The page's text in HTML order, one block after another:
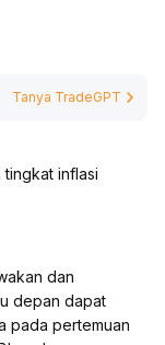
Tanya TradeGPT
tingkat inflasi
dan
depan dapat
pada pertemuan